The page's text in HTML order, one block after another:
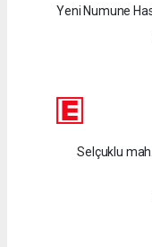
Yeni Numune
Selçuklu